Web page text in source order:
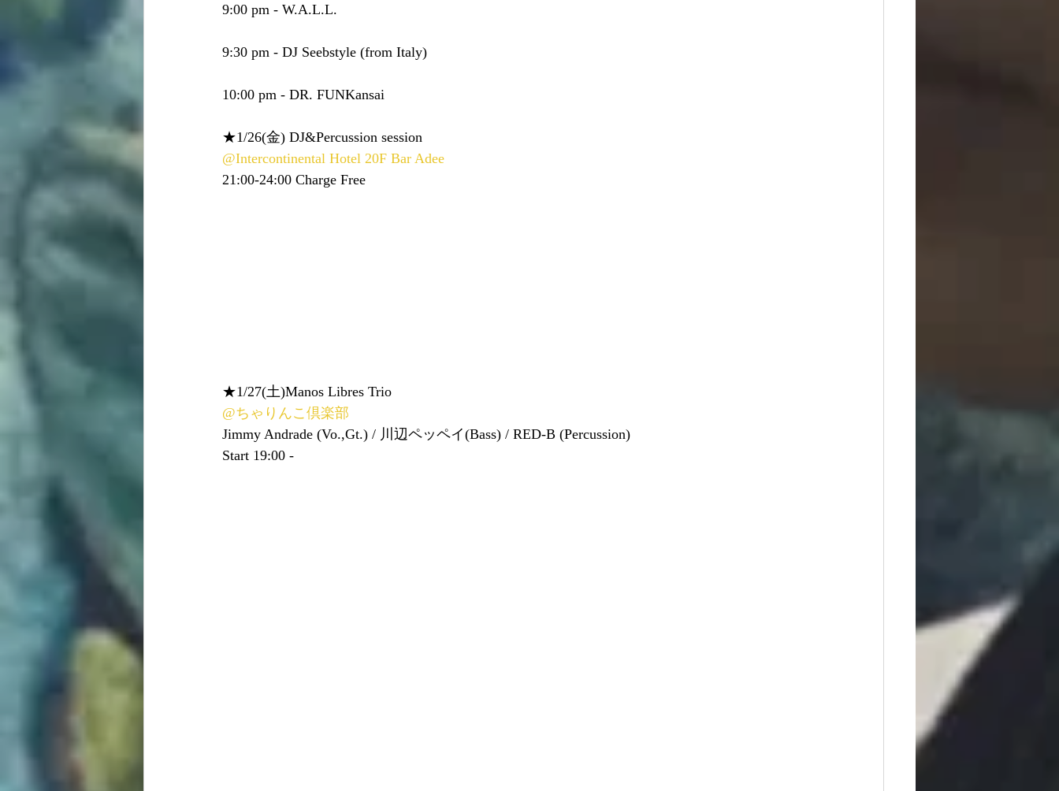
9:00 pm - W.A.L.L.
9:30 pm - DJ Seebstyle (from Italy)
10:00 pm - DR. FUNKansai
★1/26(金) DJ&Percussion session
@Intercontinental Hotel 20F Bar Adee
21:00-24:00 Charge Free
★1/27(土)Manos Libres Trio
@ちゃりんこ倶楽部
Jimmy Andrade (Vo.,Gt.) / 川辺ペッペイ(Bass) / RED-B (Percussion)
Start 19:00 -